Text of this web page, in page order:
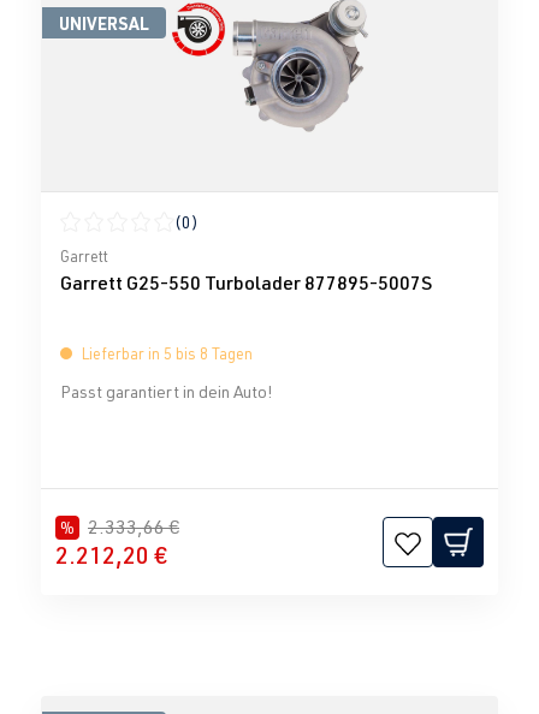
UNIVERSAL
Durchschnittliche Bewertung von 0 von 5 Sternen
(0)
Garrett
Garrett G25-550 Turbolader 877895-5007S
Lieferbar in 5 bis 8 Tagen
Passt garantiert in dein Auto!
% 2.333,66 €
2.212,20 €